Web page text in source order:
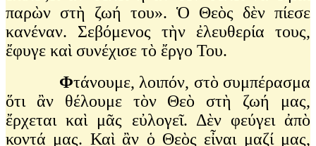
παρὼν στὴ ζωή του». Ὁ Θεὸς δὲν πίεσε
κανέναν. Σεβόμενος τὴν ἐλευθερία τους,
ἔφυγε καὶ συνέχισε τὸ ἔργο Του.
Φτάνουμε, λοιπόν, στὸ συμπέρασμα
ὅτι ἂν θέλουμε τὸν Θεὸ στὴ ζωή μας,
ἔρχεται καὶ μᾶς εὐλογεῖ. Δὲν φεύγει ἀπὸ
κοντά μας. Καὶ ἂν ὁ Θεὸς εἶναι μαζί μας,